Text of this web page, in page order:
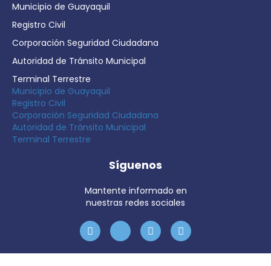
Municipio de Guayaquil
Registro Civil
Corporación Seguridad Ciudadana
Autoridad de Tránsito Municipal
Terminal Terrestre
Municipio de Guayaquil
Registro Civil
Corporación Seguridad Ciudadana
Autoridad de Tránsito Municipal
Terminal Terrestre
Síguenos
Mantente informado en
nuestras redes sociales